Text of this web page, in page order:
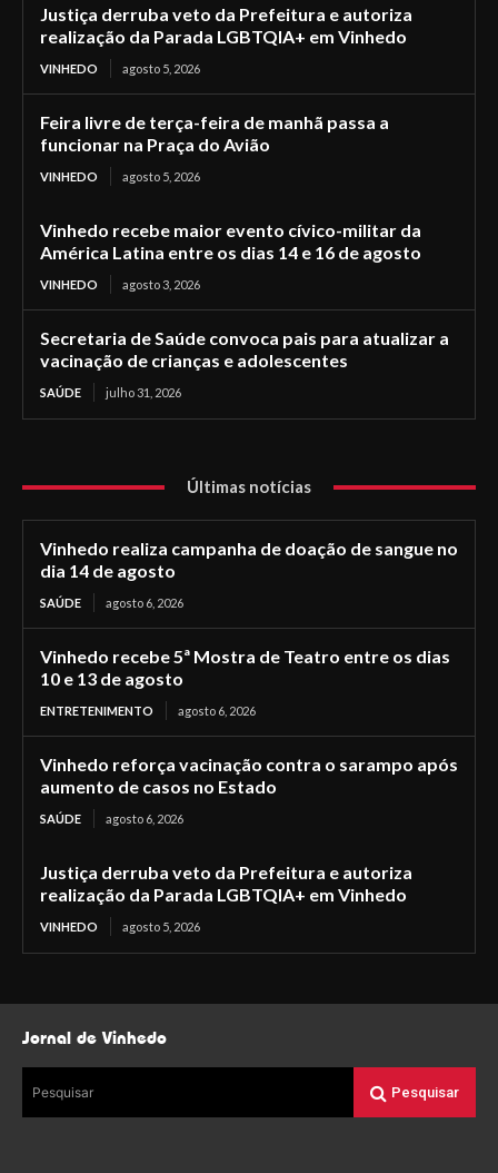
Justiça derruba veto da Prefeitura e autoriza
realização da Parada LGBTQIA+ em Vinhedo
VINHEDO agosto 5, 2026
Feira livre de terça-feira de manhã passa a
funcionar na Praça do Avião
VINHEDO agosto 5, 2026
Vinhedo recebe maior evento cívico-militar da
América Latina entre os dias 14 e 16 de agosto
VINHEDO agosto 3, 2026
Secretaria de Saúde convoca pais para atualizar a
vacinação de crianças e adolescentes
SAÚDE julho 31, 2026
Últimas notícias
Vinhedo realiza campanha de doação de sangue no
dia 14 de agosto
SAÚDE agosto 6, 2026
Vinhedo recebe 5ª Mostra de Teatro entre os dias
10 e 13 de agosto
ENTRETENIMENTO agosto 6, 2026
Vinhedo reforça vacinação contra o sarampo após
aumento de casos no Estado
SAÚDE agosto 6, 2026
Justiça derruba veto da Prefeitura e autoriza
realização da Parada LGBTQIA+ em Vinhedo
VINHEDO agosto 5, 2026
Jornal de Vinhedo
Pesquisar Pesquisar